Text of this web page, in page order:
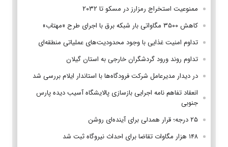
ممنوعیت استخراج رمزارز در مسکو تا ۲۰۳۲
کاهش ۳۵۰۰ مگاواتی بار شبکه برق با اجرای طرح «مهتاب»
تداوم امنیت غذایی با وجود محدودیت‌های عملیاتی منطقه‌ای
تداوم روند ورود گردشگران خارجی به استان گیلان
در دیدار مدیرعامل شرکت فرودگاه‌ها با استاندار ایلام بررسی شد
انعقاد تفاهم نامه اجرایی بازسازی پالایشگاه آسیب دیده پارس
جنوبی
۲۵ درجه؛ قرار همدلی برای آینده‌ای روشن
۱۴۸ هزار مگاوات تقاضا برای احداث نیروگاه ثبت شد